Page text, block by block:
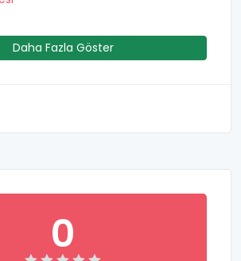
Daha Fazla Göster
0